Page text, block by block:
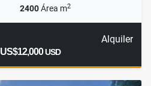
2400Área m2
Alquiler
US$12,000USD